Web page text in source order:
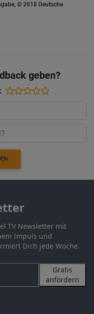
© 2018 Deutsche
geben?
TV Newsletter mit
Impuls und
Dich jede Woche.
Gratis
anfordern